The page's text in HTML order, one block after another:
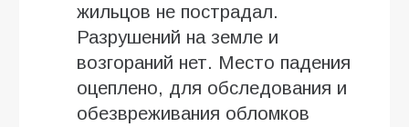
жильцов не пострадал.
Разрушений на земле и
возгораний нет. Место падения
оцеплено, для обследования и
обезвреживания обломков